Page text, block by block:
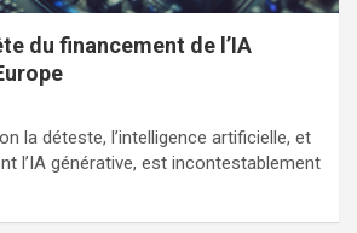
du financement de l’IA
la déteste, l’intelligence artificielle, et
l’IA générative, est incontestablement